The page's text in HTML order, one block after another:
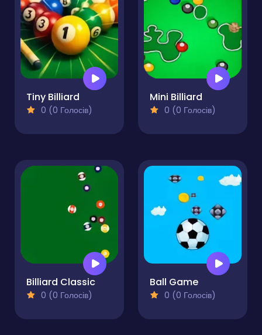
Tiny Billiard
0 (0 Голосів)
Mini Billiard
0 (0 Голосів)
Billiard Classic
0 (0 Голосів)
Ball Game
0 (0 Голосів)